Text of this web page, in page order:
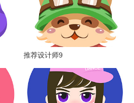
推荐设计师9